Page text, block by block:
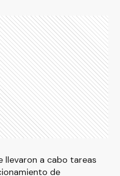
llevaron a cabo tareas
de